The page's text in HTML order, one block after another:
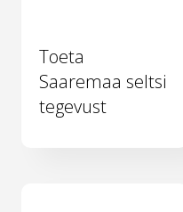
Toeta
Saaremaa seltsi
tegevust